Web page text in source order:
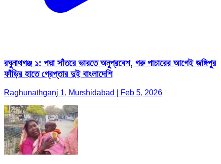
রঘুনাথগঞ্জ ১: পদ্মা সাঁতরে ভারতে অনুপ্রবেশ, গরু পাচারের আগেই জঙ্গিপুর
ফাঁড়ির হাতে গ্রেপ্তার দুই বাংলাদেশি
Raghunathganj 1, Murshidabad | Feb 5, 2026